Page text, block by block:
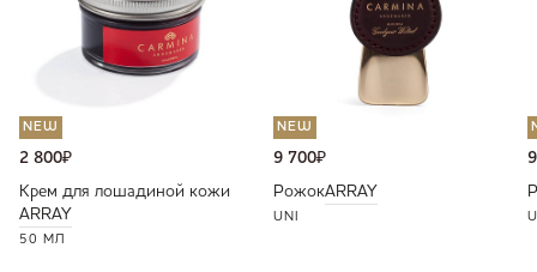
NEW
2 800₽
Крем для лошадиной кожи
ARRAY
50 МЛ
NEW
9 700₽
РожокARRAY
UNI